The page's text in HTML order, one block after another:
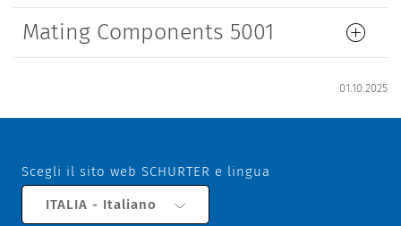
Mating Components 5001
01.10.2025
Scegli il sito web SCHURTER e lingua
ITALIA - Italiano